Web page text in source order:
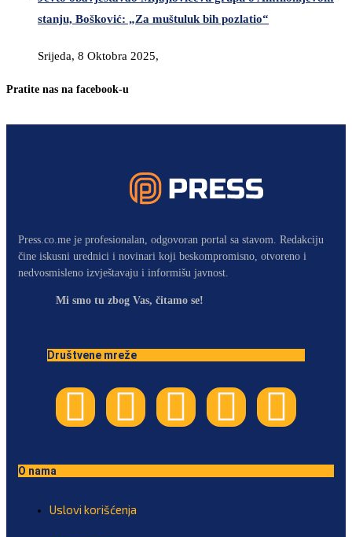
stanju, Bošković: „Za muštuluk bih pozlatio“
Srijeda, 8 Oktobra 2025,
Pratite nas na facebook-u
Press.co.me je profesionalan, odgovoran portal sa stavom. Redakciju
čine iskusni urednici i novinari koji beskompromisno, otvoreno i
nedvosmisleno izvještavaju i informišu javnost.
Mi smo tu zbog Vas, čitamo se!
Društvene mreže
O nama
Uslovi korišćenja